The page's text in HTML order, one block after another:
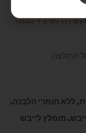
פפיון + מכנס
החולצה.
ללא חומרי הלבנה.
מומלץ לייבש